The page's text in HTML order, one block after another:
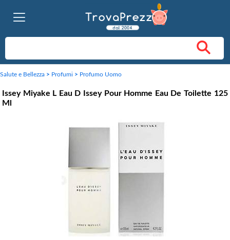
Salute e Bellezza > Profumi > Profumo Uomo
Issey Miyake L Eau D Issey Pour Homme Eau De Toilette 125
Ml